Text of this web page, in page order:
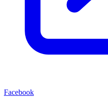
Facebook